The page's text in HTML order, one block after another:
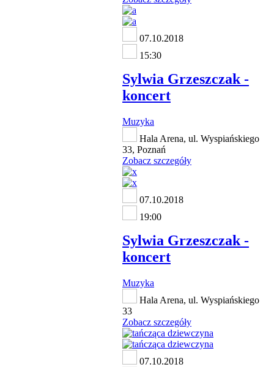
07.10.2018
15:30
Sylwia Grzeszczak -
koncert
Muzyka
Hala Arena, ul. Wyspiańskiego
33, Poznań
Zobacz szczegóły
07.10.2018
19:00
Sylwia Grzeszczak -
koncert
Muzyka
Hala Arena, ul. Wyspiańskiego
33
Zobacz szczegóły
07.10.2018